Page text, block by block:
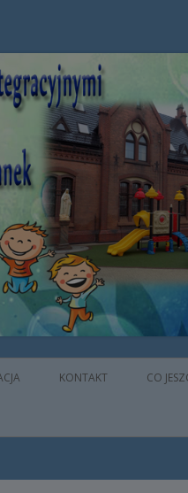
KONTAKT CO